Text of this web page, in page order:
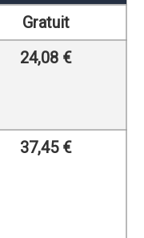
Gratuit
24,08 €
37,45 €